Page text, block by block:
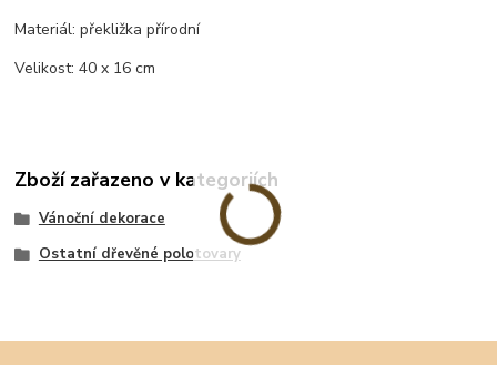
Materiál: překližka přírodní
Velikost: 40 x 16 cm
Zboží zařazeno v kategoriích
Vánoční dekorace
Ostatní dřevěné polotovary